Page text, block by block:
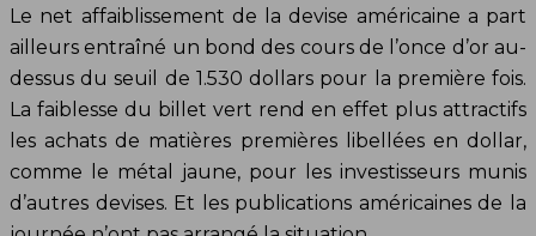
Le net affaiblissement de la devise américaine a part
ailleurs entraîné un bond des cours de l’once d’or au-
dessus du seuil de 1.530 dollars pour la première fois.
La faiblesse du billet vert rend en effet plus attractifs
les achats de matières premières libellées en dollar,
comme le métal jaune, pour les investisseurs munis
d’autres devises. Et les publications américaines de la